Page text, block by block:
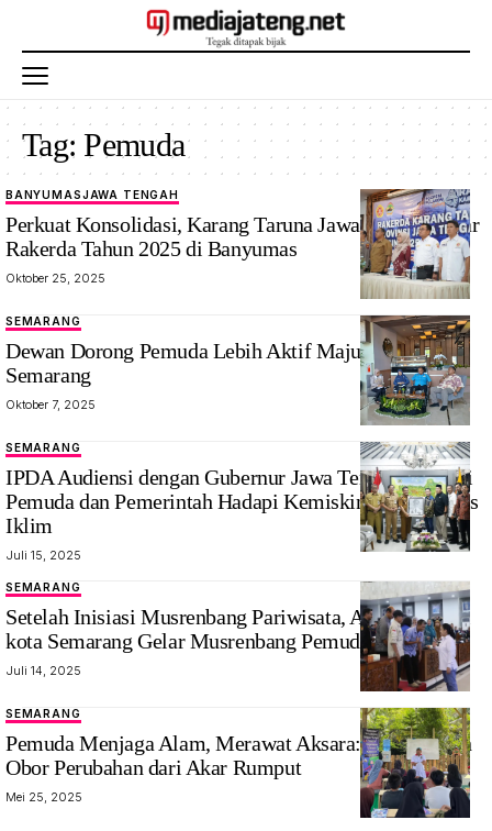
Tag:Pemuda
BANYUMASJAWA TENGAH
Perkuat Konsolidasi, Karang Taruna Jawa Tengah Gelar
Rakerda Tahun 2025 di Banyumas
Oktober 25, 2025
SEMARANG
Dewan Dorong Pemuda Lebih Aktif Majukan Kota
Semarang
Oktober 7, 2025
SEMARANG
IPDA Audiensi dengan Gubernur Jawa Tengah: Sinergi
Pemuda dan Pemerintah Hadapi Kemiskinan dan Krisis
Iklim
Juli 15, 2025
SEMARANG
Setelah Inisiasi Musrenbang Pariwisata, Agustina Wali
kota Semarang Gelar Musrenbang Pemuda
Juli 14, 2025
SEMARANG
Pemuda Menjaga Alam, Merawat Aksara: Menyalakan
Obor Perubahan dari Akar Rumput
Mei 25, 2025